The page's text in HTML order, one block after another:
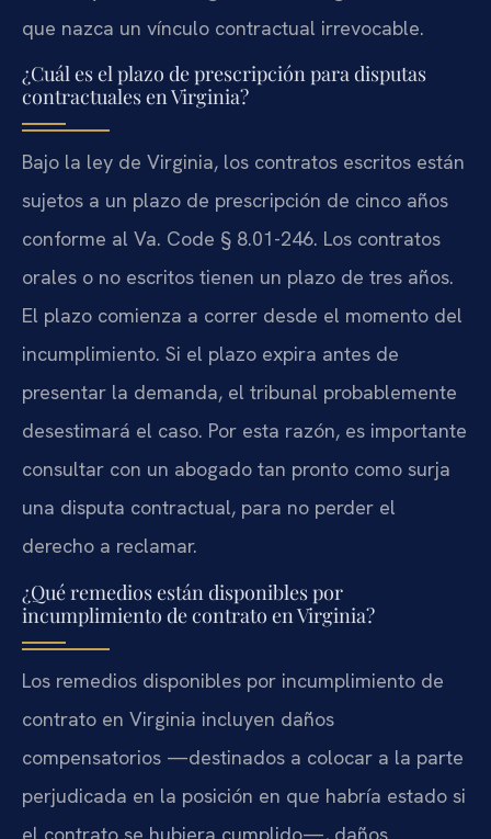
que nazca un vínculo contractual irrevocable.
¿Cuál es el plazo de prescripción para disputas
contractuales en Virginia?
Bajo la ley de Virginia, los contratos escritos están
sujetos a un plazo de prescripción de cinco años
conforme al Va. Code § 8.01-246. Los contratos
orales o no escritos tienen un plazo de tres años.
El plazo comienza a correr desde el momento del
incumplimiento. Si el plazo expira antes de
presentar la demanda, el tribunal probablemente
desestimará el caso. Por esta razón, es importante
consultar con un abogado tan pronto como surja
una disputa contractual, para no perder el
derecho a reclamar.
¿Qué remedios están disponibles por
incumplimiento de contrato en Virginia?
Los remedios disponibles por incumplimiento de
contrato en Virginia incluyen daños
compensatorios —destinados a colocar a la parte
perjudicada en la posición en que habría estado si
el contrato se hubiera cumplido—, daños